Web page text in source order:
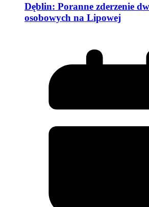
Dęblin: Poranne zderzenie
osobowych na Lipowej